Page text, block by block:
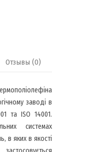
Отзывы (0)
заводі в
та ISO 14001.
системах
в яких в якості